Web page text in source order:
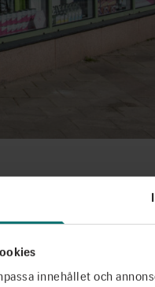
innehållet och